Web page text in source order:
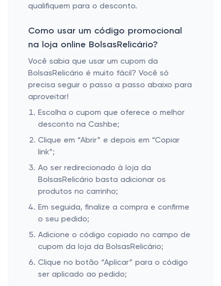
qualifiquem para o desconto.
Como usar um código promocional
na loja online BolsasRelicário?
Você sabia que usar um cupom da
BolsasRelicário é muito fácil? Você só
precisa seguir o passo a passo abaixo para
aproveitar!
Escolha o cupom que oferece o melhor
desconto na Cashbe;
Clique em “Abrir” e depois em “Copiar
link”;
Ao ser redirecionado à loja da
BolsasRelicário basta adicionar os
produtos no carrinho;
Em seguida, finalize a compra e confirme
o seu pedido;
Adicione o código copiado no campo de
cupom da loja da BolsasRelicário;
Clique no botão “Aplicar” para o código
ser aplicado ao pedido;